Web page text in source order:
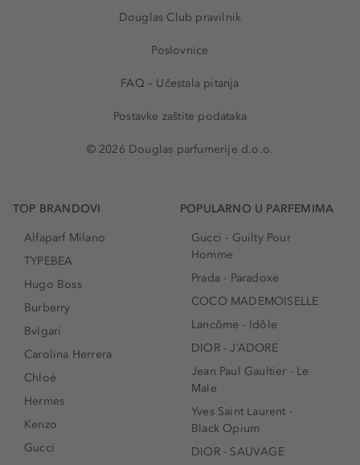
Douglas Club pravilnik
Poslovnice
FAQ – Učestala pitanja
Postavke zaštite podataka
© 2026 Douglas parfumerije d.o.o.
TOP BRANDOVI
Alfaparf Milano
TYPEBEA
Hugo Boss
Burberry
Bvlgari
Carolina Herrera
Chloé
Hermes
Kenzo
Gucci
POPULARNO U PARFEMIMA
Gucci - Guilty Pour
Homme
Prada - Paradoxe
COCO MADEMOISELLE
Lancôme - Idôle
DIOR - J’ADORE
Jean Paul Gaultier - Le
Male
Yves Saint Laurent -
Black Opium
DIOR - SAUVAGE